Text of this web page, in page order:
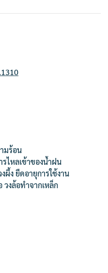
มร้อน
ไหลเข้าของน้ำฝน
ผึ้ง ยืดอายุการใช้งาน
งล้อทำจากเหล็ก